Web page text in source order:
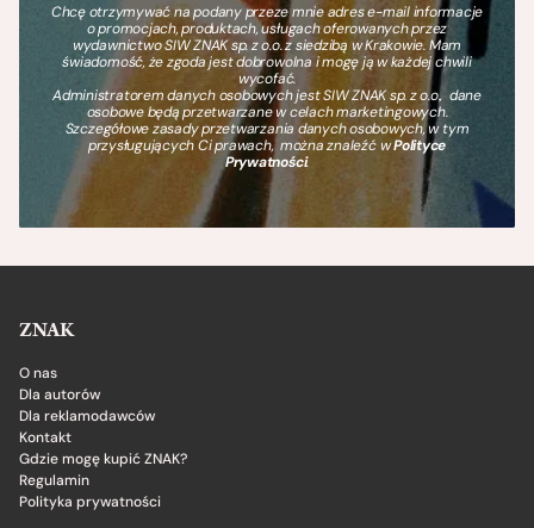
Chcę otrzymywać na podany przeze mnie adres e-mail informacje
o promocjach, produktach, usługach oferowanych przez
wydawnictwo SIW ZNAK sp. z o.o. z siedzibą w Krakowie. Mam
świadomość, że zgoda jest dobrowolna i mogę ją w każdej chwili
wycofać.
Administratorem danych osobowych jest SIW ZNAK sp. z o.o., dane
osobowe będą przetwarzane w celach marketingowych.
Szczegółowe zasady przetwarzania danych osobowych, w tym
przysługujących Ci prawach, można znaleźć wPolityce
Prywatności.
ZNAK
O nas
Dla autorów
Dla reklamodawców
Kontakt
Gdzie mogę kupić ZNAK?
Regulamin
Polityka prywatności